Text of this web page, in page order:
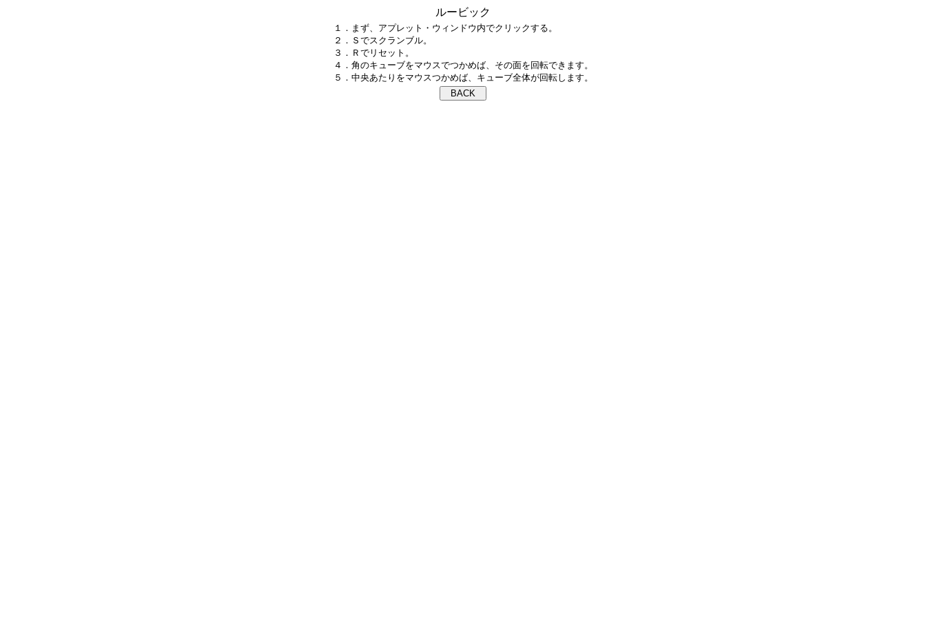
ルービック
１．まず、アプレット・ウィンドウ内でクリックする。
２．Ｓでスクランブル。
３．Ｒでリセット。
４．角のキューブをマウスでつかめば、その面を回転できます。